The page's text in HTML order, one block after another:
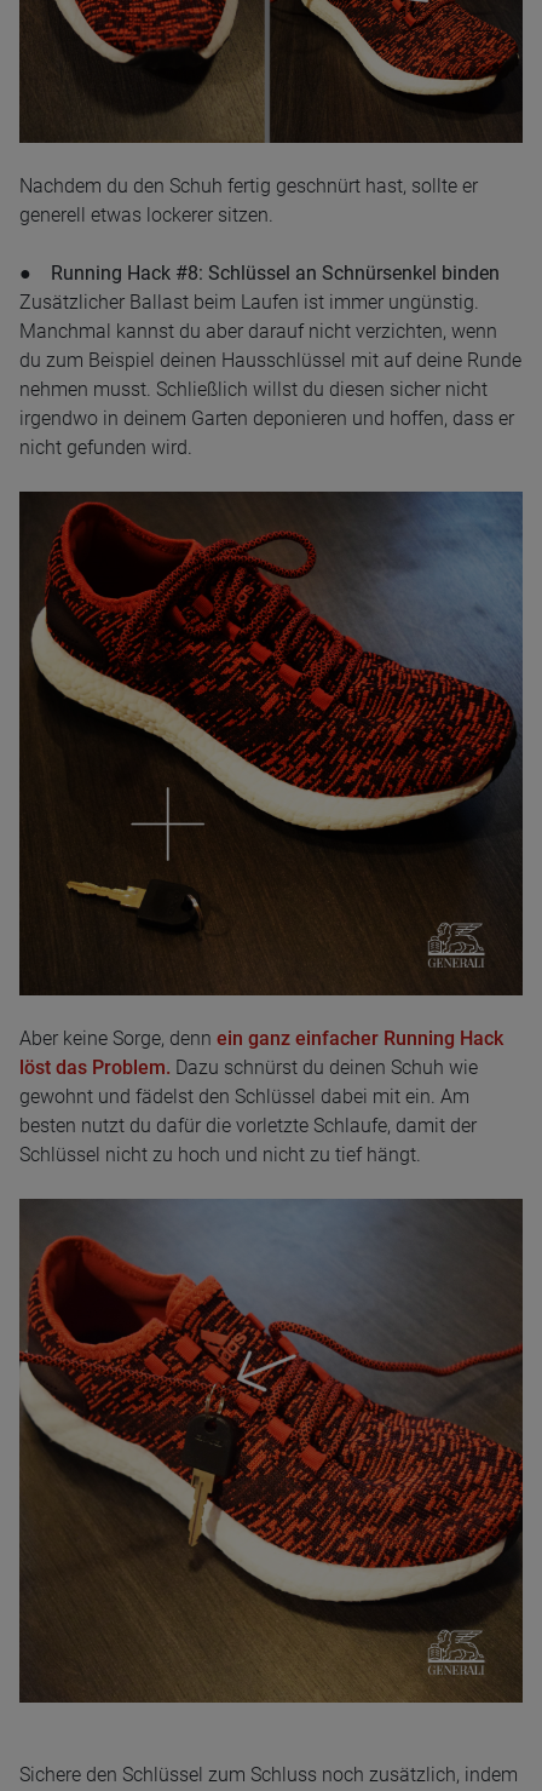
Nachdem du den Schuh fertig geschnürt hast, sollte er
generell etwas lockerer sitzen.
● Running Hack #8: Schlüssel an Schnürsenkel binden
Zusätzlicher Ballast beim Laufen ist immer ungünstig.
Manchmal kannst du aber darauf nicht verzichten, wenn
du zum Beispiel deinen Hausschlüssel mit auf deine Runde
nehmen musst. Schließlich willst du diesen sicher nicht
irgendwo in deinem Garten deponieren und hoffen, dass er
nicht gefunden wird.
Aber keine Sorge, denn ein ganz einfacher Running Hack
löst das Problem. Dazu schnürst du deinen Schuh wie
gewohnt und fädelst den Schlüssel dabei mit ein. Am
besten nutzt du dafür die vorletzte Schlaufe, damit der
Schlüssel nicht zu hoch und nicht zu tief hängt.
Sichere den Schlüssel zum Schluss noch zusätzlich, indem